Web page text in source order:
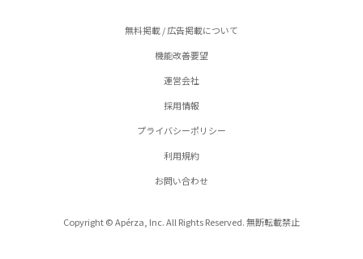
無料掲載 / 広告掲載について
機能改善要望
運営会社
採用情報
プライバシーポリシー
利用規約
お問い合わせ
Copyright © Apérza, Inc. All Rights Reserved. 無断転載禁止